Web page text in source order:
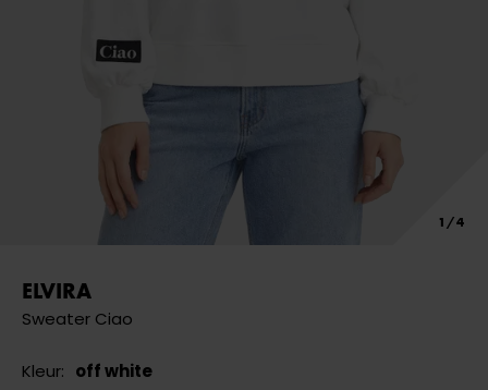
ELVIRA
Sweater Ciao
Kleur: off white